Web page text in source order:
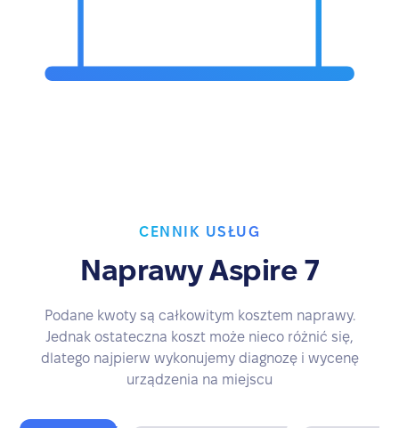
CENNIK USŁUG
Naprawy Aspire 7
Podane kwoty są całkowitym kosztem naprawy.
Jednak ostateczna koszt może nieco różnić się,
dlatego najpierw wykonujemy diagnozę i wycenę
urządzenia na miejscu